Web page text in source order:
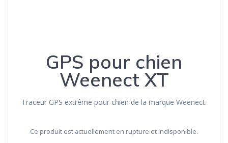
GPS pour chien
Weenect XT
Traceur GPS extrême pour chien de la marque Weenect.
Ce produit est actuellement en rupture et indisponible.